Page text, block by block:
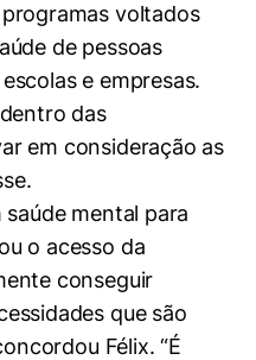
voltados
de pessoas
e empresas.
das
em consideração as
mental para
o acesso da
conseguir
que são
Félix. “É